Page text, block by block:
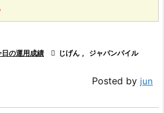
日の運用成績  じげん , ジャパンパイル
Posted by jun